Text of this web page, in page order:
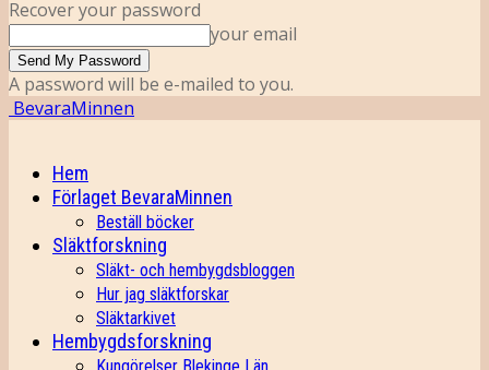
Recover your password
your email
A password will be e-mailed to you.
BevaraMinnen
Hem
Förlaget BevaraMinnen
Beställ böcker
Släktforskning
Släkt- och hembygdsbloggen
Hur jag släktforskar
Släktarkivet
Hembygdsforskning